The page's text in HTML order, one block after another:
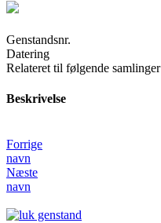
Genstandsnr.
Datering
Relateret til følgende samlinger
Beskrivelse
Forrige
navn
Næste
navn